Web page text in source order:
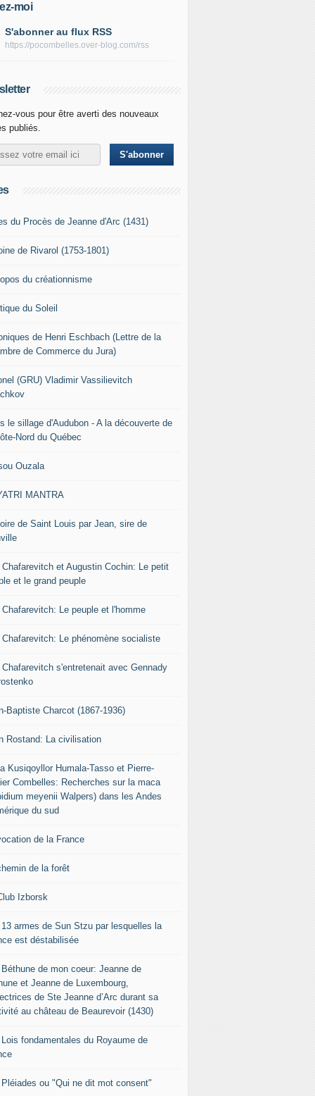
moi
S'abonner au flux RSS
https://pocombelles.over-blog.com/rss
vous pour être averti des nouveaux
publiés.
du Procès de Jeanne d'Arc (1431)
de Rivarol (1753-1801)
du créationnisme
du Soleil
de Henri Eschbach (Lettre de la
de Commerce du Jura)
(GRU) Vladimir Vassilievitch
le sillage d'Audubon - A la découverte de
Nord du Québec
Ouzala
MANTRA
de Saint Louis par Jean, sire de
Chafarevitch et Augustin Cochin: Le petit
et le grand peuple
Chafarevitch: Le peuple et l'homme
Chafarevitch: Le phénomène socialiste
Chafarevitch s'entretenait avec Gennady
Baptiste Charcot (1867-1936)
Rostand: La civilisation
Kusiqoyllor Humala-Tasso et Pierre-
Combelles: Recherches sur la maca
meyenii Walpers) dans les Andes
du sud
de la France
de la forêt
Izborsk
13 armes de Sun Stzu par lesquelles la
est déstabilisée
de mon coeur: Jeanne de
et Jeanne de Luxembourg,
de Ste Jeanne d’Arc durant sa
au château de Beaurevoir (1430)
fondamentales du Royaume de
Pléiades ou "Qui ne dit mot consent"